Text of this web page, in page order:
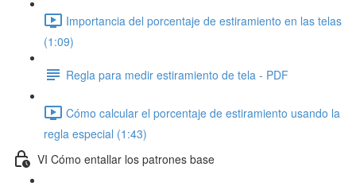
Importancia del porcentaje de estiramiento en las telas
(1:09)
Regla para medir estiramiento de tela - PDF
Cómo calcular el porcentaje de estiramiento usando la
regla especial (1:43)
VI Cómo entallar los patrones base